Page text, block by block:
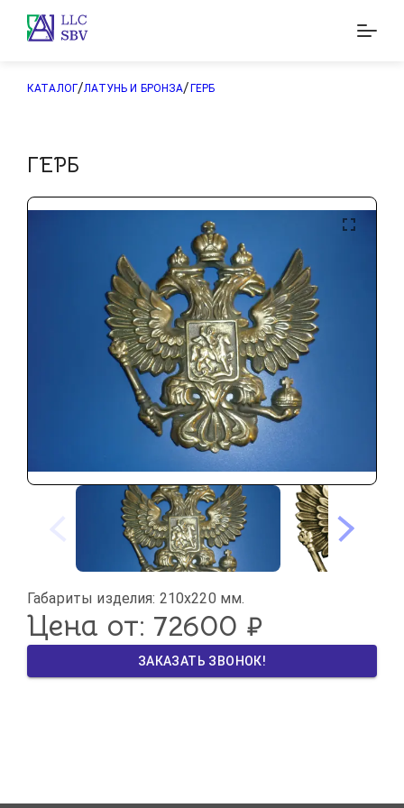
КАТАЛОГ/ЛАТУНЬ И БРОНЗА/ ГЕРБ
ГЕРБ
Цена от: 72600 ₽
ЗАКАЗАТЬ ЗВОНОК!